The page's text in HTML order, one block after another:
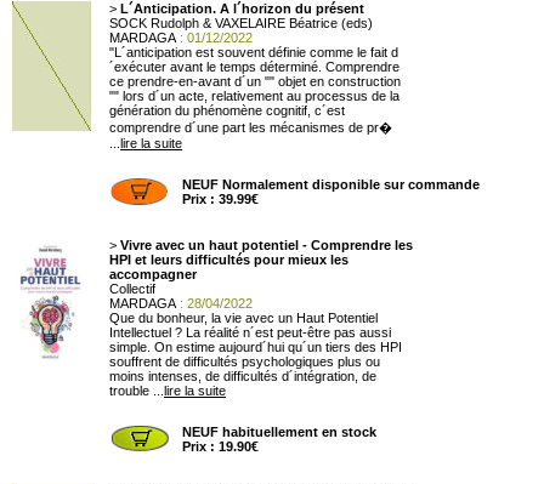
> L´Anticipation. A l´horizon du présent
SOCK Rudolph & VAXELAIRE Béatrice (eds)
MARDAGA : 01/12/2022
"L´anticipation est souvent définie comme le fait d
´exécuter avant le temps déterminé. Comprendre
ce prendre-en-avant d´un "" objet en construction
"" lors d´un acte, relativement au processus de la
génération du phénomène cognitif, c´est
comprendre d´une part les mécanismes de pr�
lire la suite
NEUF Normalement disponible sur commande
Prix : 39.99€
> Vivre avec un haut potentiel - Comprendre les
HPI et leurs difficultés pour mieux les
accompagner
Collectif
MARDAGA : 28/04/2022
Que du bonheur, la vie avec un Haut Potentiel
Intellectuel ? La réalité n´est peut-être pas aussi
simple. On estime aujourd´hui qu´un tiers des HPI
souffrent de difficultés psychologiques plus ou
moins intenses, de difficultés d´intégration, de
trouble ... lire la suite
NEUF habituellement en stock
Prix : 19.90€